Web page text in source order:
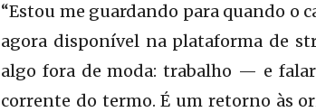
“Estou me guardando para quando o
agora disponível na plataforma de
algo fora de moda: trabalho — e
corrente do termo. É um retorno às